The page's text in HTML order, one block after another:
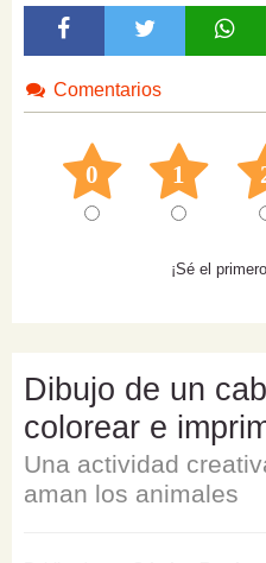
Comentarios
0 1
¡Sé el
Dibujo de un
colorear e
Una actividad
aman los animales